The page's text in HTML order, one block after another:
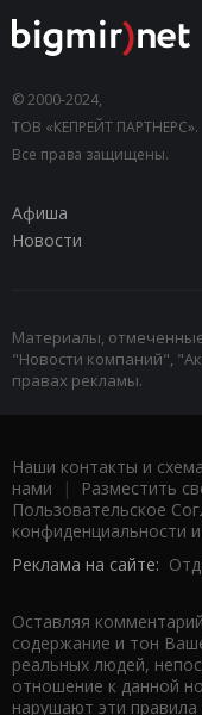
© 2000-2024,
ТОВ «КЕПРЕЙТ ПАРТНЕРС».
Все права защищены.
Афиша
Новости
Материалы,
"Новости компаний",
правах рекламы.
Наши контакты и
нами | Разместить
Пользовательское
конфиденциальности
Реклама на сайте:
Оставляя
содержание и тон
реальных людей,
отношение к данной
нарушают эти правила